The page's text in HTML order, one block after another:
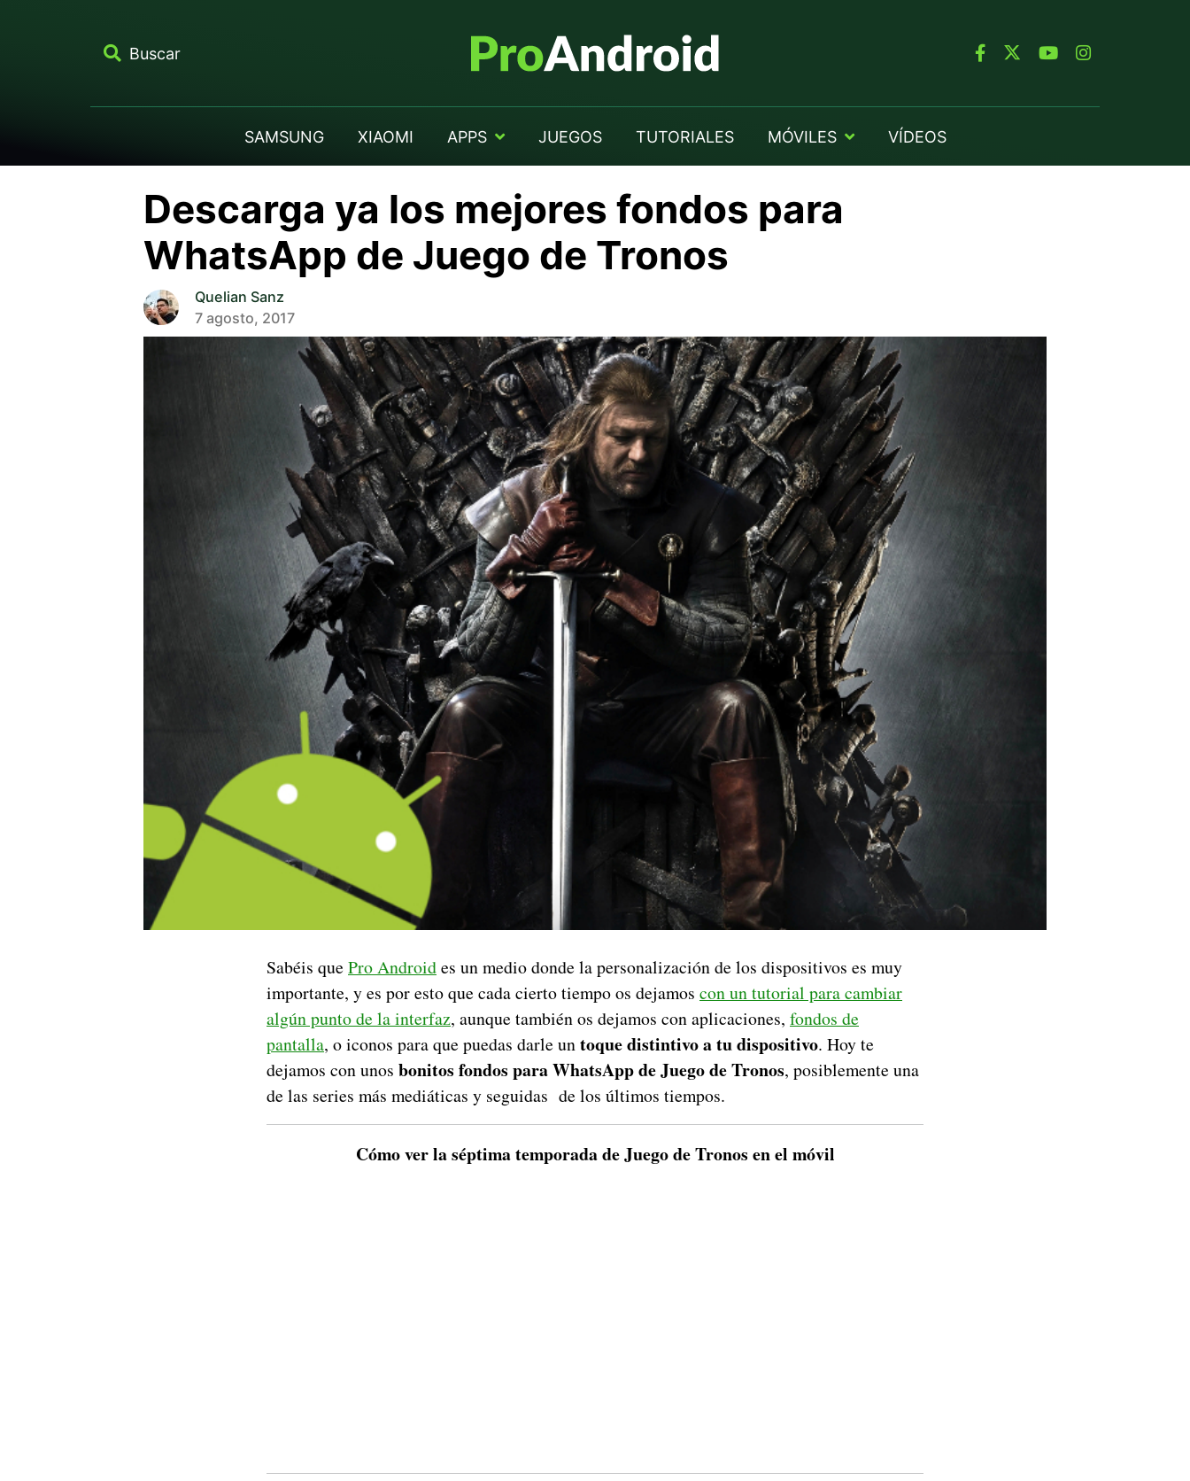
Buscar
SAMSUNG XIAOMI APPS JUEGOS TUTORIALES MÓVILES VÍDEOS
Descarga ya los mejores fondos para
WhatsApp de Juego de Tronos
Quelian Sanz
7 agosto, 2017
Sabéis que Pro Androides un medio donde la personalización de los dispositivos es muy
importante, y es por esto que cada cierto tiempo os dejamos con un tutorial para cambiar
algún punto de la interfaz, aunque también os dejamos con aplicaciones, fondos de
pantalla, o iconos para que puedas darle untoque distintivo a tu dispositivo. Hoy te
dejamos con unos bonitos fondos para WhatsApp de Juego de Tronos, posiblemente una
de las series más mediáticas y seguidas de los últimos tiempos.
Cómo ver la séptima temporada de Juego de Tronos en el móvil